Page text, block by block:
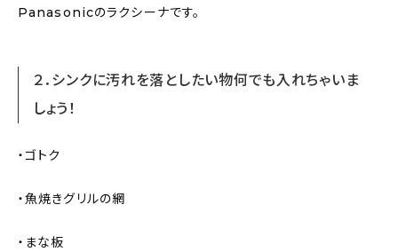
Panasonicのラクシーナです。
２．シンクに汚れを落としたい物何でも入れちゃいま
しょう！
・ゴトク
・魚焼きグリルの網
・まな板